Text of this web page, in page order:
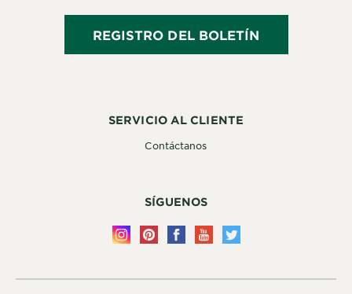
SERVICIO AL CLIENTE
Contáctanos
SÍGUENOS
REGISTRO DEL BOLETÍN